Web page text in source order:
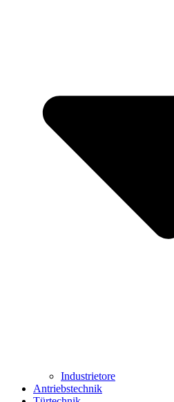
Industrietore
Antriebstechnik